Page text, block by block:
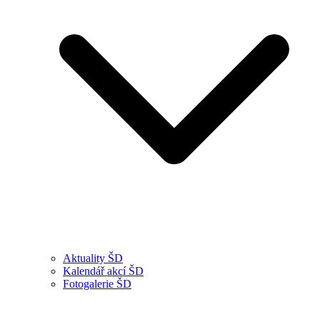
Aktuality ŠD
Kalendář akcí ŠD
Fotogalerie ŠD